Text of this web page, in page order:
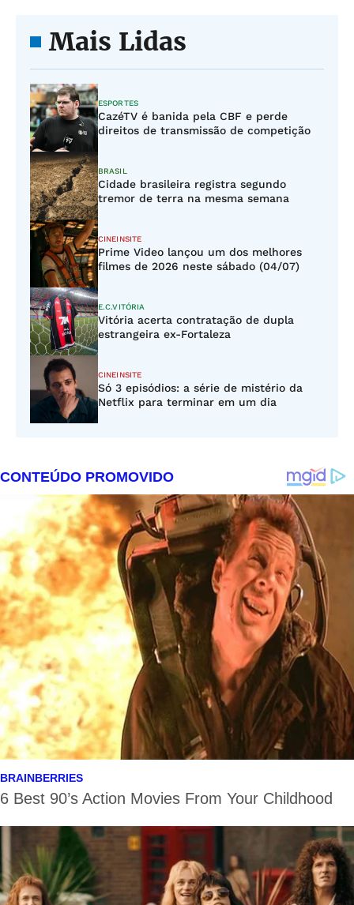
Mais Lidas
ESPORTES
CazéTV é banida pela CBF e perde
direitos de transmissão de competição
BRASIL
Cidade brasileira registra segundo
tremor de terra na mesma semana
CINEINSITE
Prime Video lançou um dos melhores
filmes de 2026 neste sábado (04/07)
E.C.VITÓRIA
Vitória acerta contratação de dupla
estrangeira ex-Fortaleza
CINEINSITE
Só 3 episódios: a série de mistério da
Netflix para terminar em um dia